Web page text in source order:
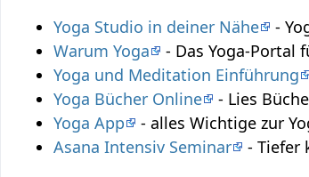
Yoga Studio in deiner Nähe
-
Warum Yoga
- Das Yoga-Portal
Yoga und Meditation Einführung
Yoga Bücher Online
- Lies
Yoga App
- alles Wichtige zur
Asana Intensiv Seminar
- Tiefer